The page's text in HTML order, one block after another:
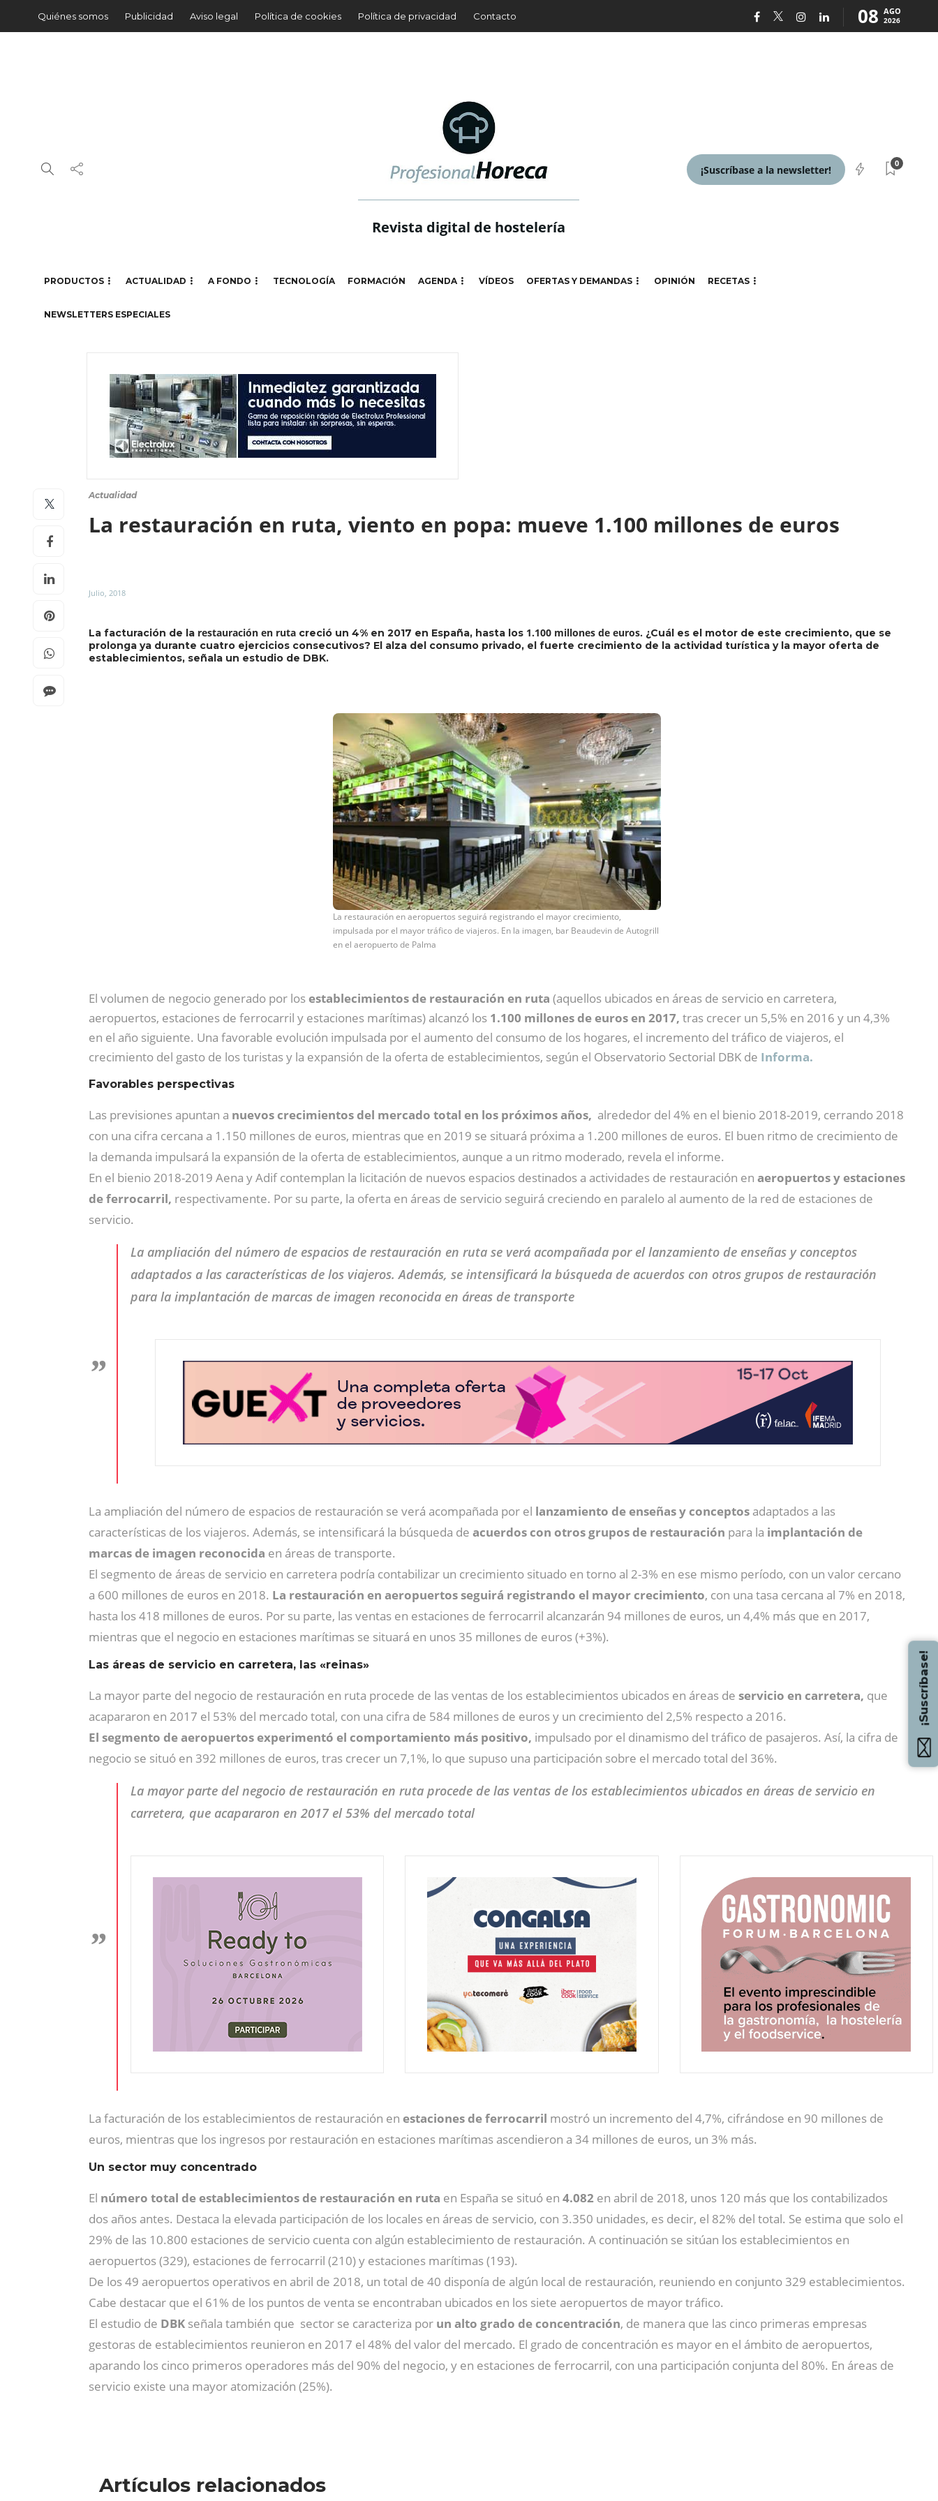
Quiénes somos Publicidad Aviso legal Política de cookies Política de privacidad Contacto 08 AGO
2026
Revista digital de hostelería
¡Suscríbase a la newsletter!
0
PRODUCTOS ACTUALIDAD A FONDO TECNOLOGÍA FORMACIÓN AGENDA VÍDEOS OFERTAS Y DEMANDAS OPINIÓN RECETAS
NEWSLETTERS ESPECIALES
Actualidad
La restauración en ruta, viento en popa: mueve 1.100 millones de euros
Julio, 2018
La facturación de la restauración en ruta creció un 4% en 2017 en España, hasta los 1.100 millones de euros. ¿Cuál es el motor de este crecimiento, que se
prolonga ya durante cuatro ejercicios consecutivos? El alza del consumo privado, el fuerte crecimiento de la actividad turística y la mayor oferta de
establecimientos, señala un estudio de DBK.
La restauración en aeropuertos seguirá registrando el mayor crecimiento,
impulsada por el mayor tráfico de viajeros. En la imagen, bar Beaudevin de Autogrill
en el aeropuerto de Palma
El volumen de negocio generado por losestablecimientos de restauración en ruta (aquellos ubicados en áreas de servicio en carretera,
aeropuertos, estaciones de ferrocarril y estaciones marítimas) alcanzó los 1.100 millones de euros en 2017, tras crecer un 5,5% en 2016 y un 4,3%
en el año siguiente. Una favorable evolución impulsada por el aumento del consumo de los hogares, el incremento del tráfico de viajeros, el
crecimiento del gasto de los turistas y la expansión de la oferta de establecimientos, según el Observatorio Sectorial DBK de Informa.
Favorables perspectivas
Las previsiones apuntan a nuevos crecimientos del mercado total en los próximos años, alrededor del 4% en el bienio 2018-2019, cerrando 2018
con una cifra cercana a 1.150 millones de euros, mientras que en 2019 se situará próxima a 1.200 millones de euros. El buen ritmo de crecimiento de
la demanda impulsará la expansión de la oferta de establecimientos, aunque a un ritmo moderado, revela el informe.
En el bienio 2018-2019 Aena y Adif contemplan la licitación de nuevos espacios destinados a actividades de restauración en aeropuertos y estaciones
de ferrocarril, respectivamente. Por su parte, la oferta en áreas de servicio seguirá creciendo en paralelo al aumento de la red de estaciones de
servicio.
La ampliación del número de espacios de restauración en ruta se verá acompañada por el lanzamiento de enseñas y conceptos
adaptados a las características de los viajeros. Además, se intensificará la búsqueda de acuerdos con otros grupos de restauración
para la implantación de marcas de imagen reconocida en áreas de transporte
La ampliación del número de espacios de restauración se verá acompañada por el lanzamiento de enseñas y conceptos adaptados a las
características de los viajeros. Además, se intensificará la búsqueda de acuerdos con otros grupos de restauración para la implantación de
marcas de imagen reconocida en áreas de transporte.
El segmento de áreas de servicio en carretera podría contabilizar un crecimiento situado en torno al 2-3% en ese mismo período, con un valor cercano
a 600 millones de euros en 2018. La restauración en aeropuertos seguirá registrando el mayor crecimiento, con una tasa cercana al 7% en 2018,
hasta los 418 millones de euros. Por su parte, las ventas en estaciones de ferrocarril alcanzarán 94 millones de euros, un 4,4% más que en 2017,
mientras que el negocio en estaciones marítimas se situará en unos 35 millones de euros (+3%).
Las áreas de servicio en carretera, las «reinas»
La mayor parte del negocio de restauración en ruta procede de las ventas de los establecimientos ubicados en áreas de servicio en carretera, que
acapararon en 2017 el 53% del mercado total, con una cifra de 584 millones de euros y un crecimiento del 2,5% respecto a 2016.
El segmento de aeropuertos experimentó el comportamiento más positivo, impulsado por el dinamismo del tráfico de pasajeros. Así, la cifra de
negocio se situó en 392 millones de euros, tras crecer un 7,1%, lo que supuso una participación sobre el mercado total del 36%.
La mayor parte del negocio de restauración en ruta procede de las ventas de los establecimientos ubicados en áreas de servicio en
carretera, que acapararon en 2017 el 53% del mercado total
La facturación de los establecimientos de restauración en estaciones de ferrocarril mostró un incremento del 4,7%, cifrándose en 90 millones de
euros, mientras que los ingresos por restauración en estaciones marítimas ascendieron a 34 millones de euros, un 3% más.
Un sector muy concentrado
El número total de establecimientos de restauración en ruta en España se situó en 4.082 en abril de 2018, unos 120 más que los contabilizados
dos años antes. Destaca la elevada participación de los locales en áreas de servicio, con 3.350 unidades, es decir, el 82% del total. Se estima que solo el
29% de las 10.800 estaciones de servicio cuenta con algún establecimiento de restauración. A continuación se sitúan los establecimientos en
aeropuertos (329), estaciones de ferrocarril (210) y estaciones marítimas (193).
De los 49 aeropuertos operativos en abril de 2018, un total de 40 disponía de algún local de restauración, reuniendo en conjunto 329 establecimientos.
Cabe destacar que el 61% de los puntos de venta se encontraban ubicados en los siete aeropuertos de mayor tráfico.
El estudio de DBK señala también que sector se caracteriza por un alto grado de concentración, de manera que las cinco primeras empresas
gestoras de establecimientos reunieron en 2017 el 48% del valor del mercado. El grado de concentración es mayor en el ámbito de aeropuertos,
aparando los cinco primeros operadores más del 90% del negocio, y en estaciones de ferrocarril, con una participación conjunta del 80%. En áreas de
servicio existe una mayor atomización (25%).
Artículos relacionados
¡Suscríbase!